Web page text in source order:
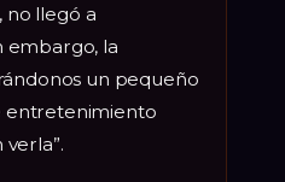
no llegó a
embargo, la
un pequeño
entretenimiento